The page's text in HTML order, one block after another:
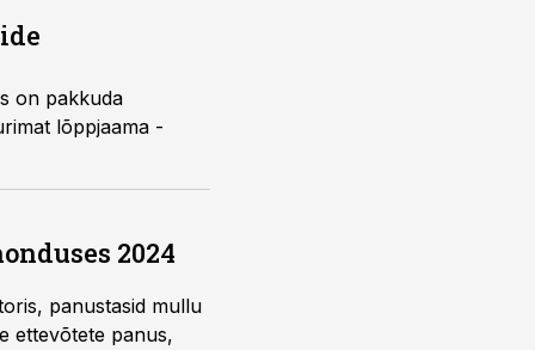
on pakkuda
lõppjaama -
2024
panustasid mullu
ettevõtete panus,